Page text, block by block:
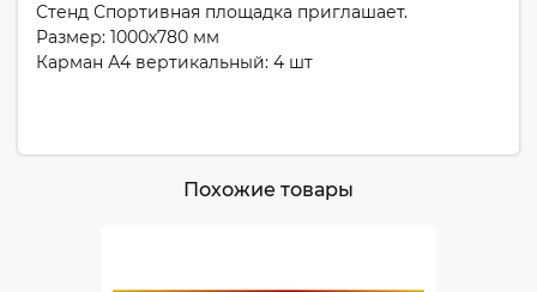
Стенд Спортивная площадка приглашает.
Размер: 1000х780 мм
Карман А4 вертикальный: 4 шт
Похожие товары